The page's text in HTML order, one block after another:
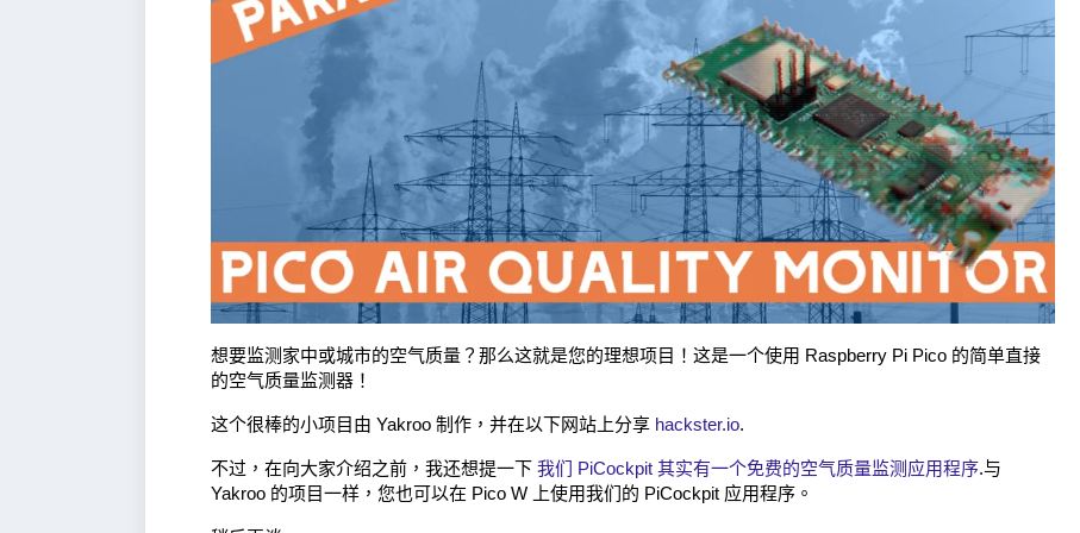
想要监测家中或城市的空气质量？那么这就是您的理想项目！这是一个使用 Raspberry Pi Pico 的简单直接
的空气质量监测器！
这个很棒的小项目由 Yakroo 制作，并在以下网站上分享 hackster.io.
不过，在向大家介绍之前，我还想提一下 我们 PiCockpit 其实有一个免费的空气质量监测应用程序.与
Yakroo 的项目一样，您也可以在 Pico W 上使用我们的 PiCockpit 应用程序。